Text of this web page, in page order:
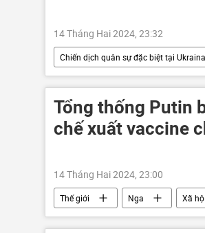
14 Tháng Hai 2024, 23:32
Chiến dịch quân sự đặc biệt tại Ukraina
công nghệ
hacker
Tổng thống Putin
chế xuất vaccine
14 Tháng Hai 2024, 23:00
Thế giới Nga Xã hội
Vladimir Putin
nhân sự